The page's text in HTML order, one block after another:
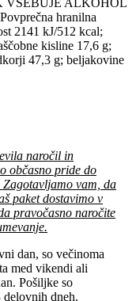
hranilna
2141 kJ/512 kcal;
kisline 17,6 g;
47,3 g; beljakovine
naročil in
občasno pride do
vam, da
paket dostavimo v
pravočasno naročite
dan, so večinoma
med vikendi ali
Pošiljke so
delovnih dneh.